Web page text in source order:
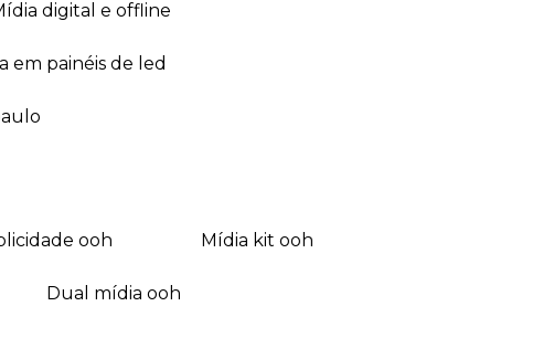
mídia digital e offline
em painéis de led
ooh mídia kit ooh
dual mídia ooh